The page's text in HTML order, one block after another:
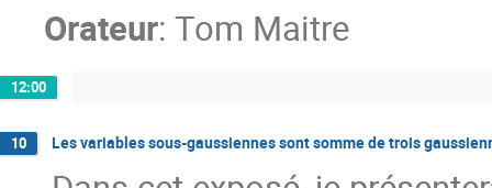
Orateur: Tom Maitre
12:00
10 Les variables sous-gaussiennes sont somme de trois